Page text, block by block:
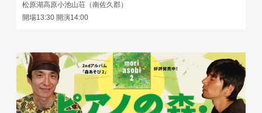
松原湖高原小池山荘（南佐久郡）
開場13:30 開演14:00